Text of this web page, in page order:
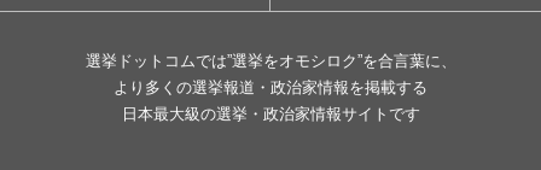
選挙ドットコムでは”選挙をオモシロク”を合言葉に、
より多くの選挙報道・政治家情報を掲載する
日本最大級の選挙・政治家情報サイトです